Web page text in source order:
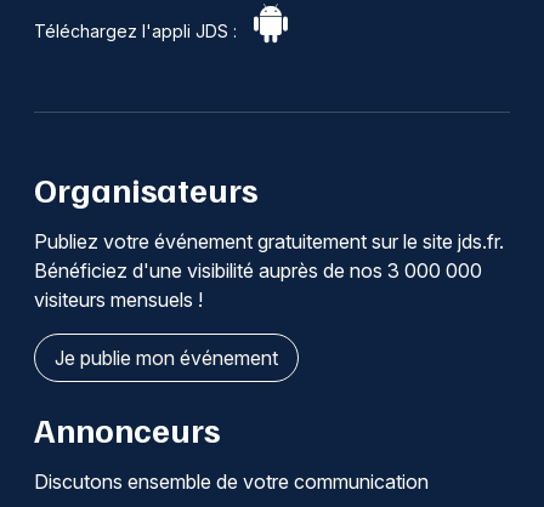
Téléchargez l'appli JDS :
Organisateurs
Publiez votre événement gratuitement sur le site jds.fr.
Bénéficiez d'une visibilité auprès de nos 3 000 000
visiteurs mensuels !
Je publie mon événement
Annonceurs
Discutons ensemble de votre communication